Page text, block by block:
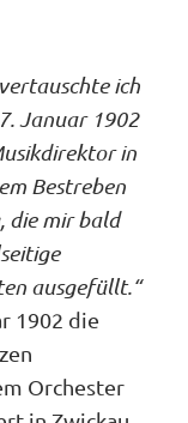
ich
Januar 1902
in
Bestreben
die mir bald
ausgefüllt.“
1902 die
Orchester